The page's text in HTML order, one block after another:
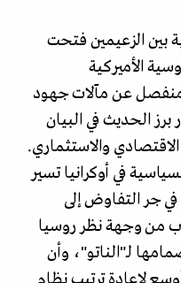
بين الزعيمين فتحت
الأميركية
منفصل عن مآلات جهود
برز الحديث في البيان
والاستثماري.
في أوكرانيا تسير
جر التفاوض إلى
من وجهة نظر روسيا
لـ"الناتو"، وأن